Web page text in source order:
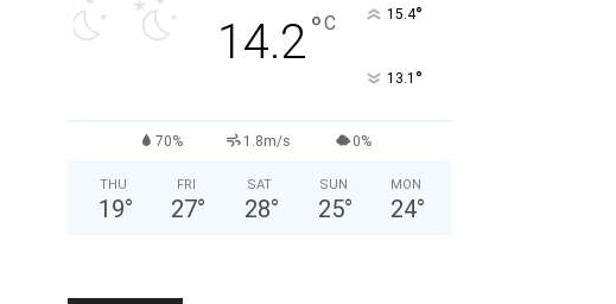
14.2°C 15.4°
13.1 °
70% 1.8m/s 0%
THU
19°
FRI
27°
SAT
28°
SUN
25°
MON
24°